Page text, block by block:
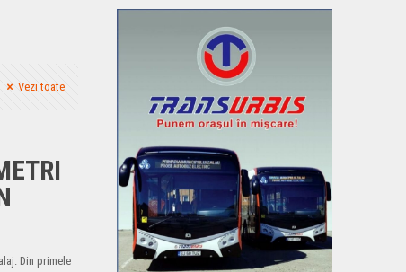
Vezi toate
Din primele